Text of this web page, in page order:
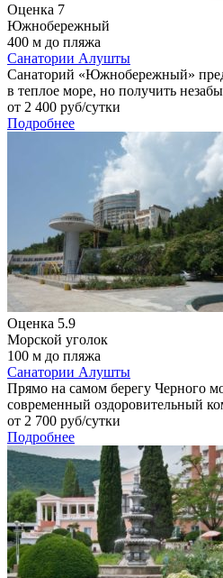
Оценка 7
Южнобережный
400 м до пляжа
Санатории Алушты
Санаторий «Южнобережный»
в теплое море, но получить
от 2 400 руб/сутки
Подробнее
Оценка 5.9
Морской уголок
100 м до пляжа
Санатории Алушты
Прямо на самом берегу Черного
современный оздоровительный
от 2 700 руб/сутки
Подробнее